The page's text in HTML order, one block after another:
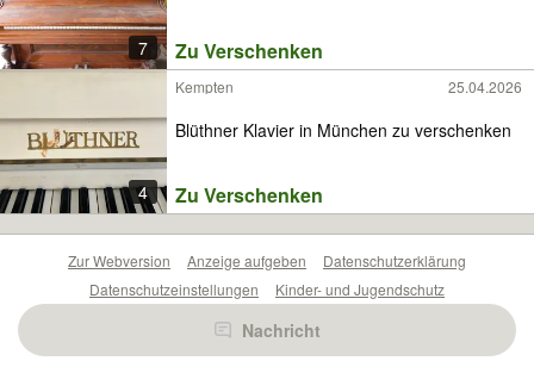
7 Zu Verschenken
4
Kempten 25.04.2026
Blüthner Klavier in München zu verschenken
Zu Verschenken
Nachricht
Zur Webversion Anzeige aufgeben
Datenschutzerklärung
Datenschutzeinstellungen
Kinder- und Jugendschutz
Barrierefreiheitserklärung